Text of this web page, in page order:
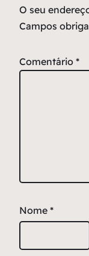
O seu
Campos
Comentário *
Nome *